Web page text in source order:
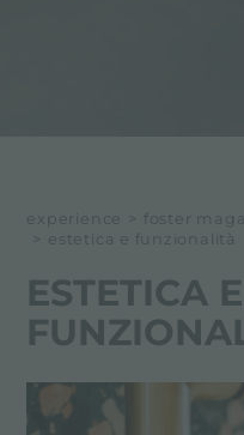
experience > foster
> estetica e funzionalità
ESTETICA E